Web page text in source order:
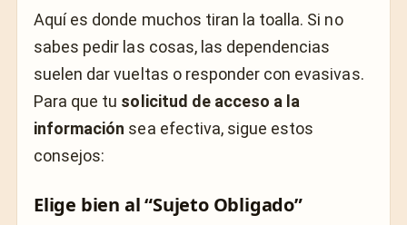
Aquí es donde muchos tiran la toalla. Si no
sabes pedir las cosas, las dependencias
suelen dar vueltas o responder con evasivas.
Para que tu solicitud de acceso a la
información sea efectiva, sigue estos
consejos:
Elige bien al “Sujeto Obligado”